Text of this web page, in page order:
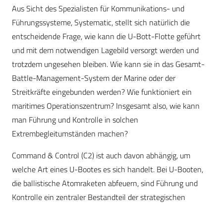
Aus Sicht des Spezialisten für Kommunikations- und
Führungssysteme, Systematic, stellt sich natürlich die
entscheidende Frage, wie kann die U-Bott-Flotte geführt
und mit dem notwendigen Lagebild versorgt werden und
trotzdem ungesehen bleiben. Wie kann sie in das Gesamt-
Battle-Management-System der Marine oder der
Streitkräfte eingebunden werden? Wie funktioniert ein
maritimes Operationszentrum? Insgesamt also, wie kann
man Führung und Kontrolle in solchen
Extrembegleitumständen machen?
Command & Control (C2) ist auch davon abhängig, um
welche Art eines U-Bootes es sich handelt. Bei U-Booten,
die ballistische Atomraketen abfeuern, sind Führung und
Kontrolle ein zentraler Bestandteil der strategischen